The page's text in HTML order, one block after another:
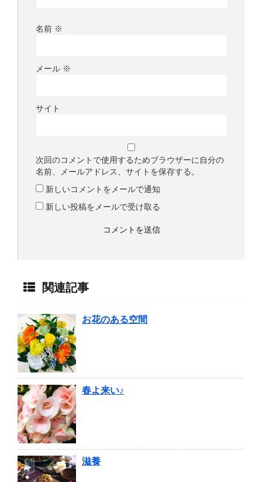
名前 ※
メール ※
サイト
次回のコメントで使用するためブラウザーに自分の
名前、メールアドレス、サイトを保存する。
新しいコメントをメールで通知
新しい投稿をメールで受け取る
関連記事
お花のある空間
春よ来い♪
滋養